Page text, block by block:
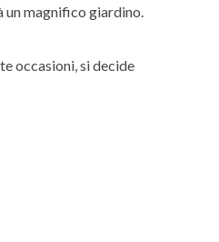
un magnifico giardino.
occasioni, si decide